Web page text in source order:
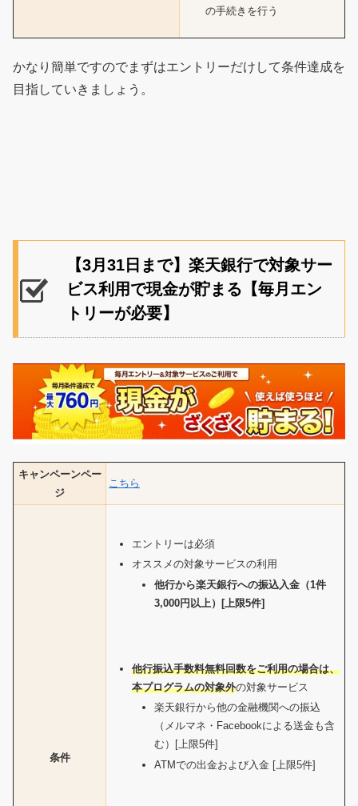
の手続きを行う
かなり簡単ですのでまずはエントリーだけして条件達成を
目指していきましょう。
【3月31日まで】楽天銀行で対象サー
ビス利用で現金が貯まる【毎月エン
トリーが必要】
キャンペーンペー
ジ
こちら
条件
エントリーは必須
オススメの対象サービスの利用
他行から楽天銀行への振込入金（1件
3,000円以上）[上限5件]
他行振込手数料無料回数をご利用の場合は、
本プログラムの対象外の対象サービス
楽天銀行から他の金融機関への振込
（メルマネ・Facebookによる送金も含
む）[上限5件]
ATMでの出金および入金 [上限5件]